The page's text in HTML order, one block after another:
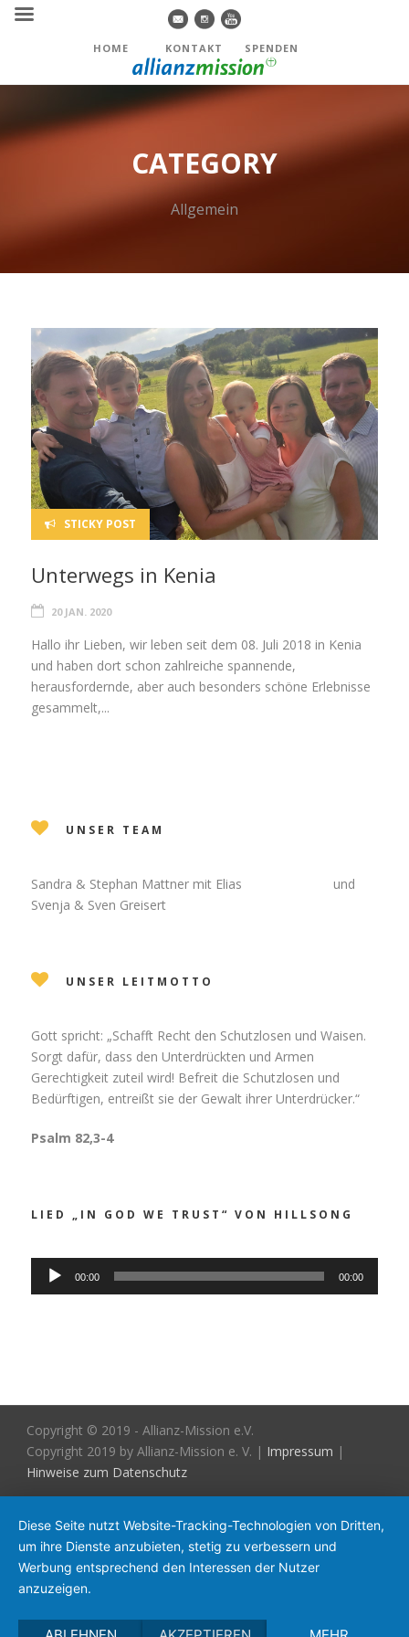
HOME KONTAKT SPENDEN
CATEGORY
Allgemein
STICKY POST
Unterwegs in Kenia
20 JAN. 2020
Hallo ihr Lieben, wir leben seit dem 08. Juli 2018 in Kenia
und haben dort schon zahlreiche spannende,
herausfordernde, aber auch besonders schöne Erlebnisse
gesammelt,...
UNSER TEAM
Sandra & Stephan Mattner mit Elias und
Svenja & Sven Greisert
UNSER LEITMOTTO
Gott spricht: „Schafft Recht den Schutzlosen und Waisen.
Sorgt dafür, dass den Unterdrückten und Armen
Gerechtigkeit zuteil wird! Befreit die Schutzlosen und
Bedürftigen, entreißt sie der Gewalt ihrer Unterdrücker.“
Psalm 82,3-4
LIED „IN GOD WE TRUST“ VON HILLSONG
Audio-
Player
00:00 00:00
Copyright © 2019 - Allianz-Mission e.V.
Copyright 2019 by Allianz-Mission e. V. | Impressum |
Hinweise zum Datenschutz
Diese Seite nutzt Website-Tracking-Technologien von Dritten,
um ihre Dienste anzubieten, stetig zu verbessern und
Werbung entsprechend den Interessen der Nutzer
anzuzeigen.